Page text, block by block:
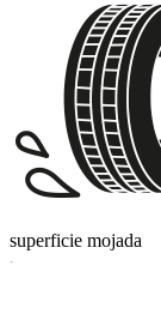
superficie mojada
C